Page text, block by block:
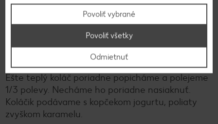
smotanu na šľahanie, vanilku, soľ a maslo. Na
miernej teplote uvaríme karamelovú polevu.
Ešte teplý koláč poriadne popicháme a polejeme
1/3 polevy. Necháme ho poriadne nasiaknuť.
Koláčik podávame s kopčekom jogurtu, poliaty
zvyškom karamelu.
Povoliť vybrané
Odmietnuť
Povoliť všetky